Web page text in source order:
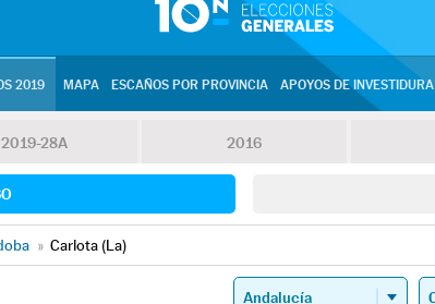
2019 MAPA ESCAÑOS POR PROVINCIA APOYOS DE INVESTIDURA
2019-28A 2016
» Carlota (La)